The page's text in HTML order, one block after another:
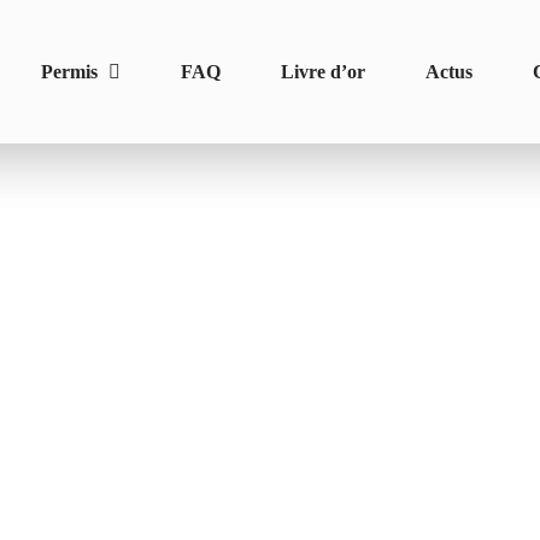
Permis FAQ Livre d’or Actus